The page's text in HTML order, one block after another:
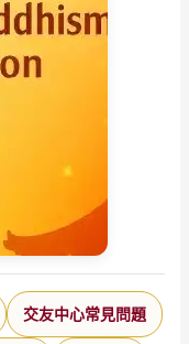
交友中心常見問題